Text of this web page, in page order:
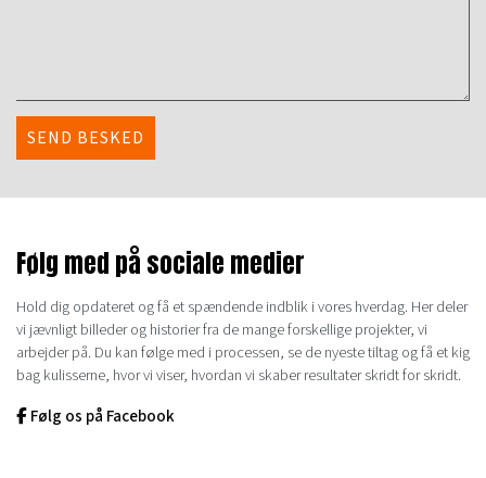
Følg med på sociale medier
Hold dig opdateret og få et spændende indblik i vores hverdag. Her deler
vi jævnligt billeder og historier fra de mange forskellige projekter, vi
arbejder på. Du kan følge med i processen, se de nyeste tiltag og få et kig
bag kulisserne, hvor vi viser, hvordan vi skaber resultater skridt for skridt.
Følg os på Facebook